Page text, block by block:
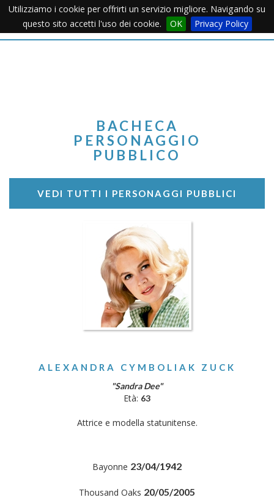
Utilizziamo i cookie per offrirti un servizio migliore. Navigando su
questo sito accetti l'uso dei cookie.
OK Privacy PolicyMenu
BACHECA
PERSONAGGIO
PUBBLICO
VEDI TUTTI I PERSONAGGI PUBBLICI
ALEXANDRA CYMBOLIAK ZUCK
"Sandra Dee"
Età: 63
Attrice e modella statunitense.
Bayonne 23/04/1942
Thousand Oaks 20/05/2005